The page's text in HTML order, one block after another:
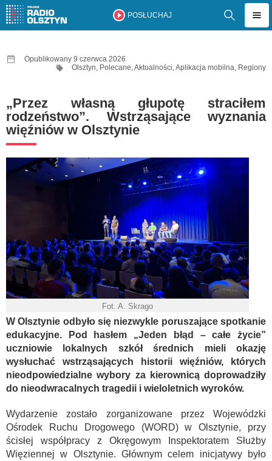
POSŁUCHAJ
Opublikowany 9 czerwca 2026
Olsztyn, Polecane,Aktualności,Aplikacja mobilna, Regiony
„Przez własną głupotę straciłem
rodzeństwo”. Wstrząsające wyznania
więźniów w Olsztynie
Fot. A. Skrago
W Olsztynie odbyło się niezwykle poruszające spotkanie
edukacyjne. Pod hasłem „Jeden błąd – całe życie”
uczniowie lokalnych szkół średnich mieli okazję
wysłuchać wstrząsających historii więźniów, których
nieodpowiedzialne wybory za kierownicą doprowadziły
do nieodwracalnych tragedii i wieloletnich wyroków.
Wydarzenie zostało zorganizowane przez Wojewódzki
Ośrodek Ruchu Drogowego (WORD) w Olsztynie, przy
ścisłej współpracy z Okręgowym Inspektoratem Służby
Więziennej w Olsztynie. Głównym celem inicjatywy było